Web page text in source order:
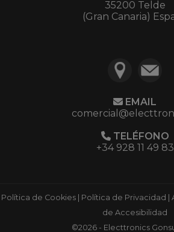
35200 Telde
(Gran Canaria)
EMAIL
TELÉFONO
+34 928 11 49 83
Política de Cookies Política de Privacidad
de Accesibilidad
©2026 - Electtronics